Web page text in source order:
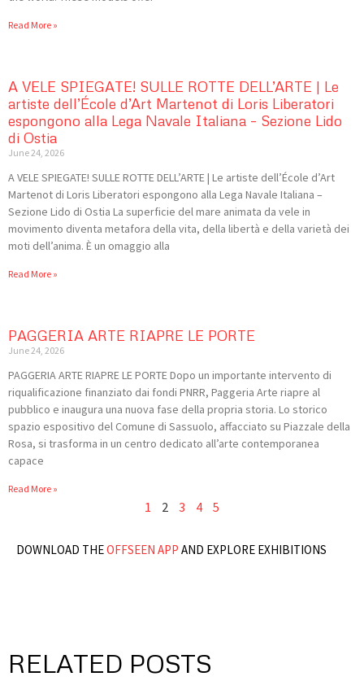
Read More »
A VELE SPIEGATE! SULLE ROTTE DELL’ARTE | Le
artiste dell’École d’Art Martenot di Loris Liberatori
espongono alla Lega Navale Italiana – Sezione Lido
di Ostia
June 24, 2026
A VELE SPIEGATE! SULLE ROTTE DELL’ARTE | Le artiste dell’École d’Art
Martenot di Loris Liberatori espongono alla Lega Navale Italiana –
Sezione Lido di Ostia La superficie del mare animata da vele in
movimento diventa metafora della vita, della libertà e della varietà dei
moti dell’anima. È un omaggio alla
Read More »
PAGGERIA ARTE RIAPRE LE PORTE
June 24, 2026
PAGGERIA ARTE RIAPRE LE PORTE Dopo un importante intervento di
riqualificazione finanziato dai fondi PNRR, Paggeria Arte riapre al
pubblico e inaugura una nuova fase della propria storia. Lo storico
spazio espositivo del Comune di Sassuolo, affacciato su Piazzale della
Rosa, si trasforma in un centro dedicato all’arte contemporanea
capace
Read More »
1 2 3 4 5
DOWNLOAD THEOFFSEEN APP AND EXPLORE EXHIBITIONS
RELATED POSTS